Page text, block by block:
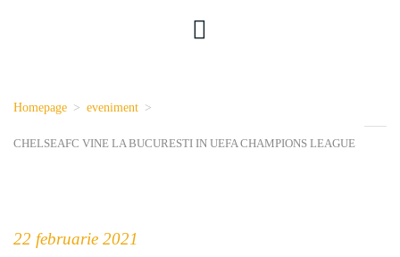
Homepage > eveniment >
CHELSEAFC VINE LA BUCURESTI IN UEFA CHAMPIONS LEAGUE
22 februarie 2021